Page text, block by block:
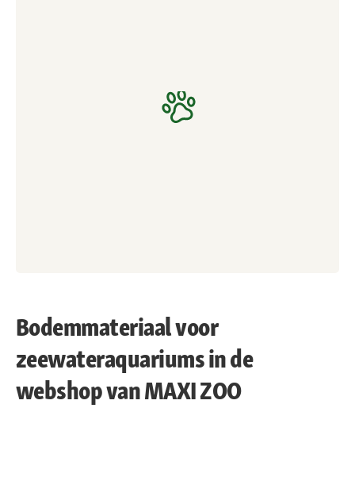
Bodemmateriaal voor
zeewateraquariums in de
webshop van MAXI ZOO